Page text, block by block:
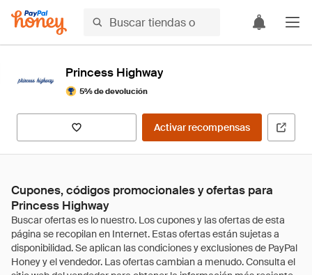
Princess Highway
5% de devolución
Activar recompensas
Cupones, códigos promocionales y ofertas para
Princess Highway